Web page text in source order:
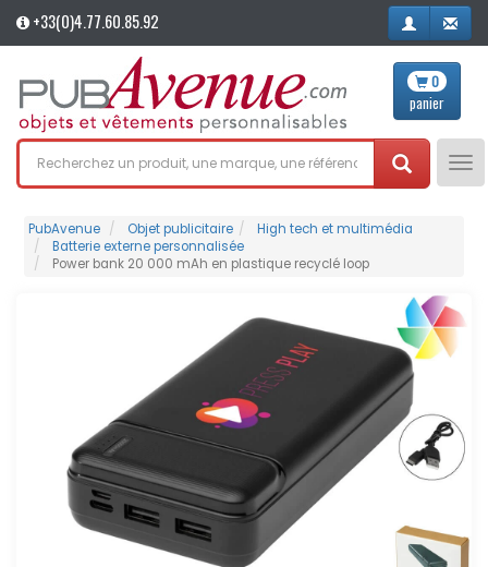
+33(0)4.77.60.85.92
0
panier
PubAvenue Objet publicitaire
High tech et multimédia
Batterie externe personnalisée
Power bank 20 000 mAh en plastique recyclé loop